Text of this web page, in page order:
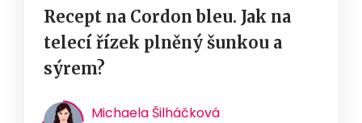
Recept na Cordon bleu. Jak na
telecí řízek plněný šunkou a
sýrem?
Michaela Šilháčková